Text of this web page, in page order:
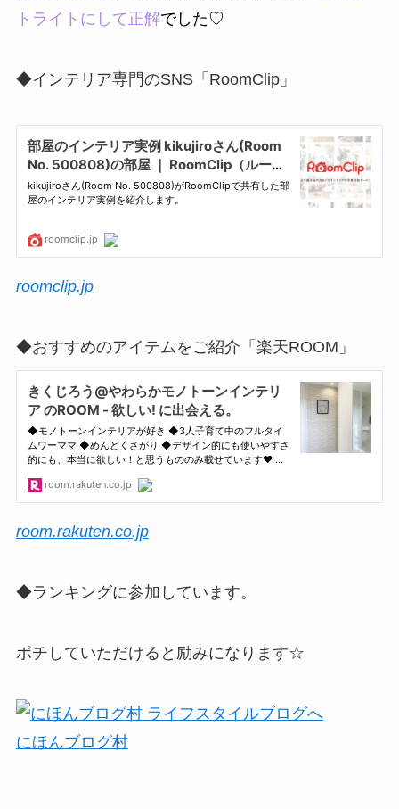
トライトにして正解でした♡
◆インテリア専門のSNS「RoomClip」
roomclip.jp
◆おすすめのアイテムをご紹介「楽天ROOM」
room.rakuten.co.jp
◆ランキングに参加しています。
ポチしていただけると励みになります☆
にほんブログ村